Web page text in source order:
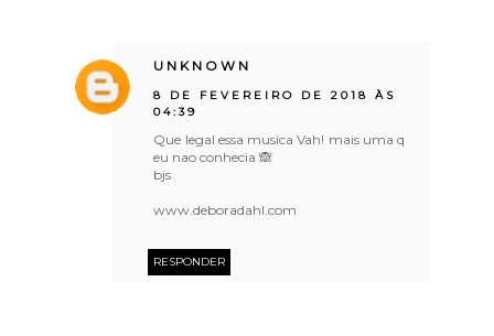
UNKNOWN
8 DE FEVEREIRO DE 2018 ÀS
04:39
Que legal essa musica Vah! mais uma q
eu nao conhecia 🙈
bjs
www.deboradahl.com
RESPONDER